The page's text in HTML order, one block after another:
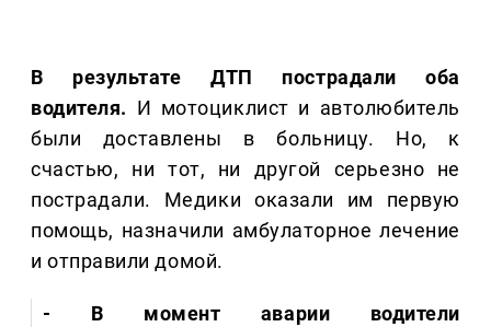
В результате ДТП пострадали оба
водителя. И мотоциклист и автолюбитель
были доставлены в больницу. Но, к
счастью, ни тот, ни другой серьезно не
пострадали. Медики оказали им первую
помощь, назначили амбулаторное лечение
и отправили домой.
- В момент аварии водители